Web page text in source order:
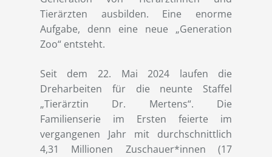
Tierärzten ausbilden. Eine enorme
Aufgabe, denn eine neue „Generation
Zoo“ entsteht.
Seit dem 22. Mai 2024 laufen die
Dreharbeiten für die neunte Staffel
„Tierärztin Dr. Mertens“. Die
Familienserie im Ersten feierte im
vergangenen Jahr mit durchschnittlich
4,31 Millionen Zuschauer*innen (17